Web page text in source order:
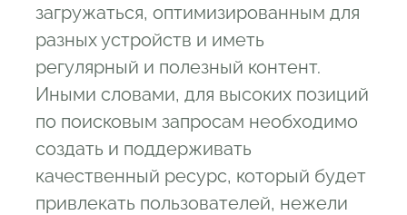
загружаться, оптимизированным для
разных устройств и иметь
регулярный и полезный контент.
Иными словами, для высоких позиций
по поисковым запросам необходимо
создать и поддерживать
качественный ресурс, который будет
привлекать пользователей, нежели